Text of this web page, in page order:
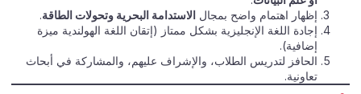
إظهار اهتمام واضح بمجال الاستدامة البحرية وتحولات الطاقة.
إجادة اللغة الإنجليزية بشكل ممتاز (إتقان اللغة الهولندية ميزة
إضافية).
الحافز لتدريس الطلاب، والإشراف عليهم، والمشاركة في أبحاث
تعاونية.